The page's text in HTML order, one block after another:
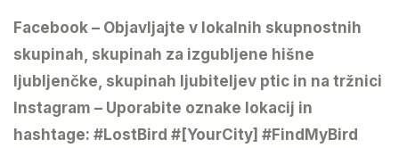
Facebook – Objavljajte v lokalnih skupnostnih
skupinah, skupinah za izgubljene hišne
ljubljenčke, skupinah ljubiteljev ptic in na tržnici
Instagram – Uporabite oznake lokacij in
hashtage: #LostBird #[YourCity] #FindMyBird